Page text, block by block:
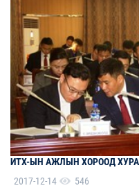
ИТХ-ЫН АЖЛЫН ХОРООД
2017-12-14
546